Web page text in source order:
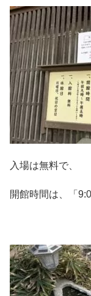
入場は無料で、
開館時間は、「